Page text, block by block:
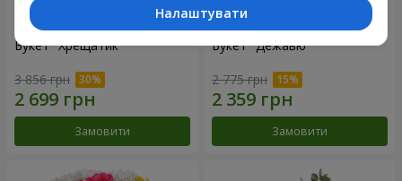
Букет "Хрещатик"
3 856 грн
Замовити
Букет "Дежавю"
2 775 грн
Замовити
Налаштувати